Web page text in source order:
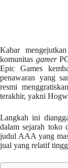
Kabar
komunitas gamer
Epic Games
penawaran yang
resmi
terakhir, yakni
Langkah ini
dalam sejarah toko
judul AAA yang
jual yang relatif